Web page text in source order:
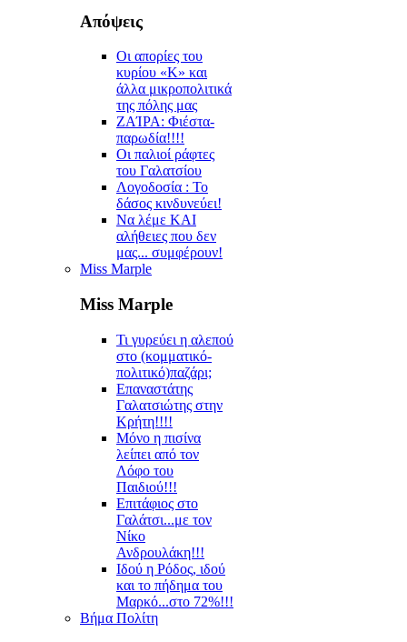
Απόψεις
Οι απορίες του
κυρίου «Κ» και
άλλα μικροπολιτικά
της πόλης μας
ZAΊΡΑ: Φιέστα-
παρωδία!!!!
Οι παλιοί ράφτες
του Γαλατσίου
Λογοδοσία : Το
δάσος κινδυνεύει!
Να λέμε ΚΑΙ
αλήθειες που δεν
μας... συμφέρουν!
Miss Marple
Miss Marple
Τι γυρεύει η αλεπού
στο (κομματικό-
πολιτικό)παζάρι;
Επαναστάτης
Γαλατσιώτης στην
Κρήτη!!!!
Μόνο η πισίνα
λείπει από τον
Λόφο του
Παιδιού!!!
Επιτάφιος στο
Γαλάτσι...με τον
Νίκο
Ανδρουλάκη!!!
Ιδού η Ρόδος, ιδού
και το πήδημα του
Μαρκό...στο 72%!!!
Βήμα Πολίτη